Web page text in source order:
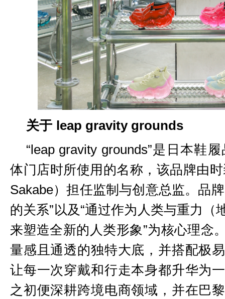
关于 leap gravity grounds
“leap gravity grounds”是日本鞋
体门店时所使用的名称，该品牌由
Sakabe）担任监制与创意总监。品
的关系”以及“通过作为人类与重力
来塑造全新的人类形象”为核心理念
量感且通透的独特大底，并搭配极
让每一次穿戴和行走本身都升华为
之初便深耕跨境电商领域，并在巴